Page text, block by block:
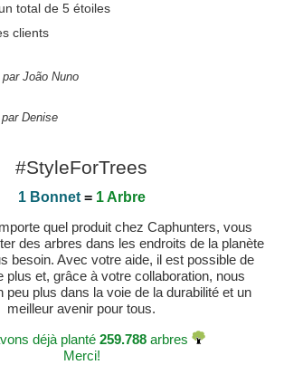
total de 5 étoiles
clients
João Nuno
Denise
#StyleForTrees
1 Bonnet= 1 Arbre
quel produit chez Caphunters, vous
des arbres dans les endroits de la planète
besoin. Avec votre aide, il est possible de
plus et, grâce à votre collaboration, nous
peu plus dans la voie de la durabilité et un
meilleur avenir pour tous.
déjà planté 259.788 arbres
Merci!